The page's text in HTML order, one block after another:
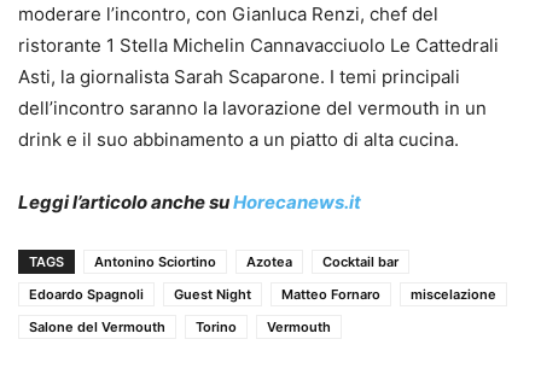
moderare l’incontro, con Gianluca Renzi, chef del
ristorante 1 Stella Michelin Cannavacciuolo Le Cattedrali
Asti, la giornalista Sarah Scaparone. I temi principali
dell’incontro saranno la lavorazione del vermouth in un
drink e il suo abbinamento a un piatto di alta cucina.
Leggi l’articolo anche suHorecanews.it
TAGS Antonino Sciortino Azotea
Cocktail bar
Edoardo Spagnoli
Guest Night Matteo Fornaro
miscelazione
Salone del Vermouth
Torino Vermouth